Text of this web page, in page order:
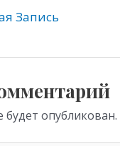
s
p
p
Запись
опубликован.